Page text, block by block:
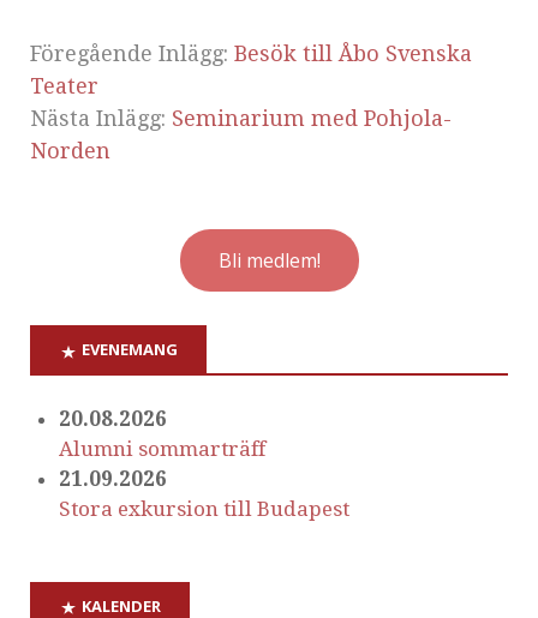
Föregående Inlägg: Besök till Åbo Svenska
Teater
Nästa Inlägg: Seminarium med Pohjola-
Norden
Bli medlem!
EVENEMANG
20.08.2026
Alumni sommarträff
21.09.2026
Stora exkursion till Budapest
KALENDER